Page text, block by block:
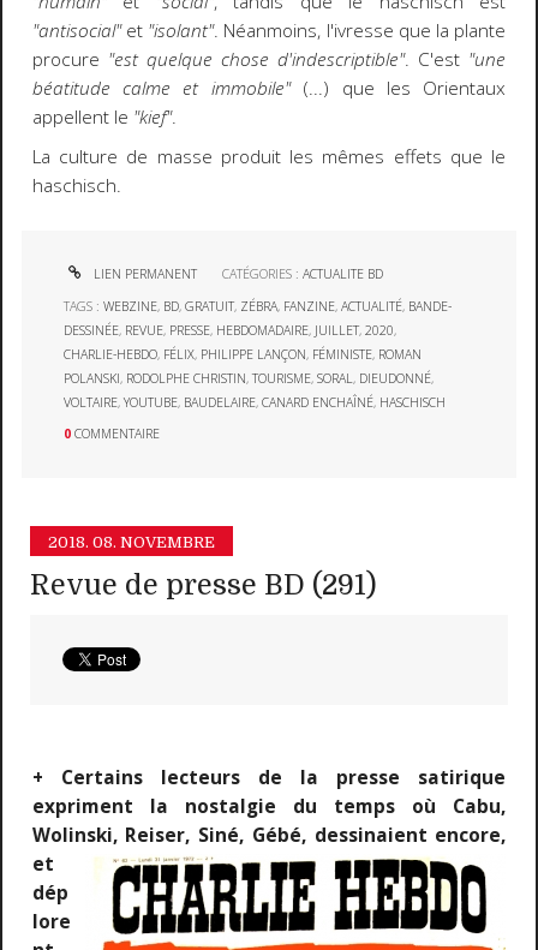
"antisocial"et "isolant". Néanmoins, l'ivresse que la plante
procure "est quelque chose d'indescriptible". C'est "une
béatitude calme et immobile"(...) que les Orientaux
appellent le "kief".
La culture de masse produit les mêmes effets que le
haschisch.
LIEN PERMANENT CATÉGORIES :ACTUALITE BD
TAGS :WEBZINE, BD,GRATUIT, ZÉBRA, FANZINE,ACTUALITÉ, BANDE-
DESSINÉE, REVUE, PRESSE, HEBDOMADAIRE, JUILLET,2020,
CHARLIE-HEBDO, FÉLIX, PHILIPPE LANÇON, FÉMINISTE, ROMAN
POLANSKI, RODOLPHE CHRISTIN,TOURISME,SORAL , DIEUDONNÉ,
VOLTAIRE,YOUTUBE, BAUDELAIRE,CANARD ENCHAÎNÉ, HASCHISCH
0 COMMENTAIRE
2018. 08. NOVEMBRE
Revue de presse BD (291)
+ Certains lecteurs de la presse satirique
expriment la nostalgie du temps où Cabu,
Wolinski, Reiser, Siné, Gébé, dessinaient encore,
et
dép
lore